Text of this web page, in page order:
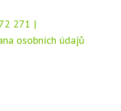
271 |
osobních údajů